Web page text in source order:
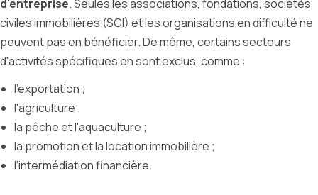
d'entreprise. Seules les associations, fondations, sociétés
civiles immobilières (SCI) et les organisations en difficulté ne
peuvent pas en bénéficier. De même, certains secteurs
d'activités spécifiques en sont exclus, comme :
l'exportation ;
l'agriculture ;
la pêche et l'aquaculture ;
la promotion et la location immobilière ;
l'intermédiation financière.